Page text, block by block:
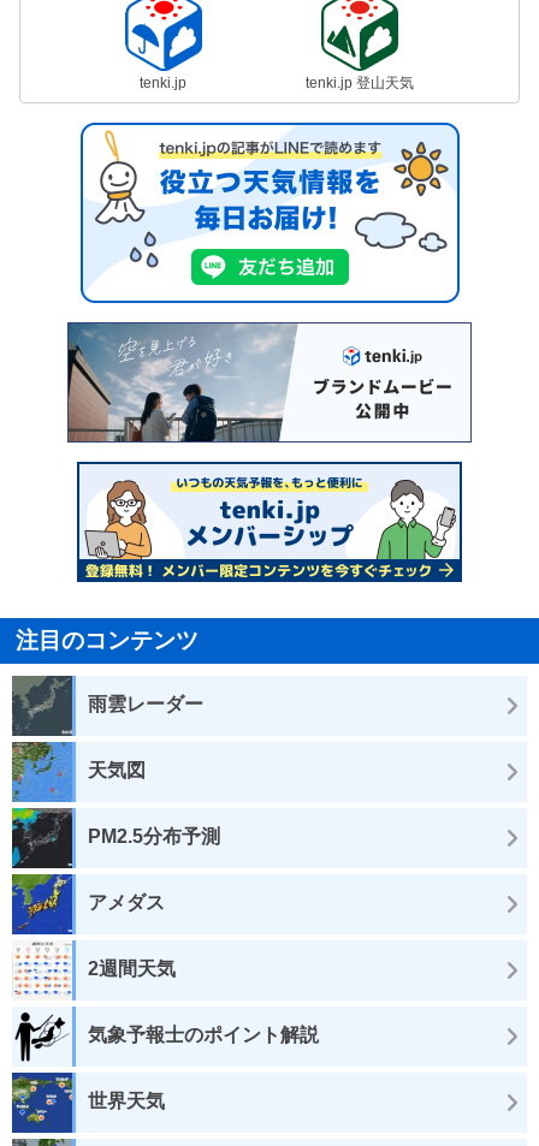
tenki.jp tenki.jp 登山天気
注目のコンテンツ
雨雲レーダー
天気図
PM2.5分布予測
アメダス
2週間天気
気象予報士のポイント解説
世界天気